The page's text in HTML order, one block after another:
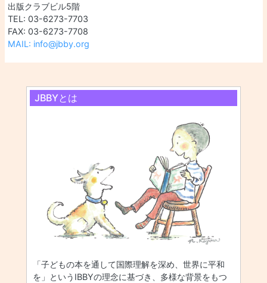
出版クラブビル5階
TEL: 03-6273-7703
FAX: 03-6273-7708
MAIL: info@jbby.org
JBBYとは
「子どもの本を通して国際理解を深め、世界に平和
を」というIBBYの理念に基づき、多様な背景をもつ